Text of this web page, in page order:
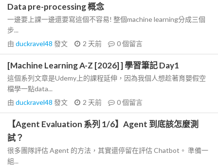
Data pre-processing 概念
一邊要上課一邊還要寫這個不容易! 整個machine learning分成三個
步...
由 duckravel48 發文 2 天前 0個留言
[Machine Learning A-Z [2026] ] 學習筆記 Day1
這個系列文章是Udemy上的課程延伸，因為我個人想趁著育嬰假空
檔學一點data...
由 duckravel48 發文 2 天前 0個留言
【Agent Evaluation 系列 1/6】Agent 到底該怎麼測
試？
很多團隊評估 Agent 的方法，其實還停留在評估 Chatbot。 準備一
組...